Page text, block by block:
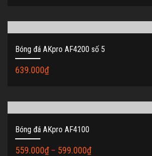
Bóng đá AKpro AF4200 số 5
639.000₫
Bóng đá AKpro AF4100
559.000₫– 599.000₫